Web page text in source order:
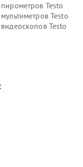
Testo
Testo
Testo